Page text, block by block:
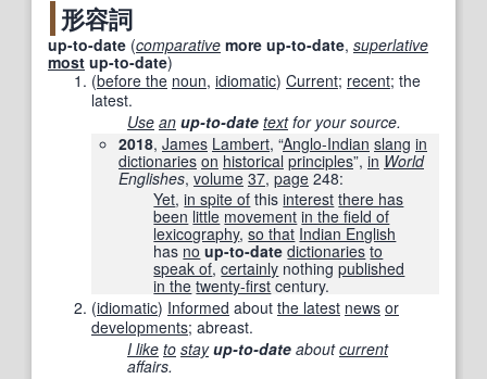
形容詞
up-to-date (comparative more up-to-date, superlative
most up-to-date)
(before the noun, idiomatic) Current; recent; the
latest.
Use an up-to-date textfor your source.
2018, James Lambert, “Anglo-Indian slang in
dictionaries on historical principles”, in World
Englishes, volume 37, page 248:
Yet,in spite of thisinterest there has
been little movement in the field of
lexicography,so that Indian English
has no up-to-date dictionaries to
speak of,certainly nothingpublished
in the twenty-first century.
(idiomatic) Informed about the latest news or
developments; abreast.
I like to stay up-to-date aboutcurrent
affairs.